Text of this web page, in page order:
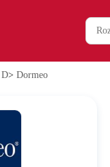
D> Dormeo